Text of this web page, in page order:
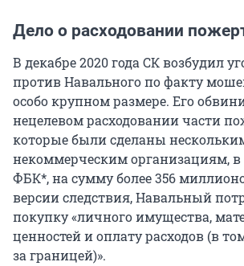
Дело о расходовании
В декабре 2020 года СК возбудил
против Навального по факту
особо крупном размере. Его
нецелевом расходовании части
которые были сделаны
некоммерческим организациям, в
ФБК*, на сумму более 356
версии следствия, Навальный
покупку «личного имущества,
ценностей и оплату расходов (в
за границей)».